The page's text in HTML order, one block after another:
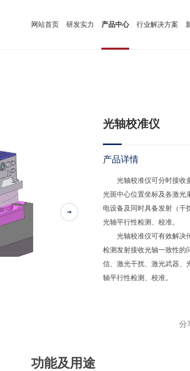
网站首页 研发实力 产品中心 行业解决方案
光轴校准仪
产品详情
光轴校准仪可分时接收多
光斑中心位置坐标及各激光
电设备及同时具备发射（干
光轴平行性检测、校准。
光轴校准仪可有效解决
检测发射接收光轴一致性的
信、激光干扰、激光武器、
轴平行性检测、校准。
分
功能及用途